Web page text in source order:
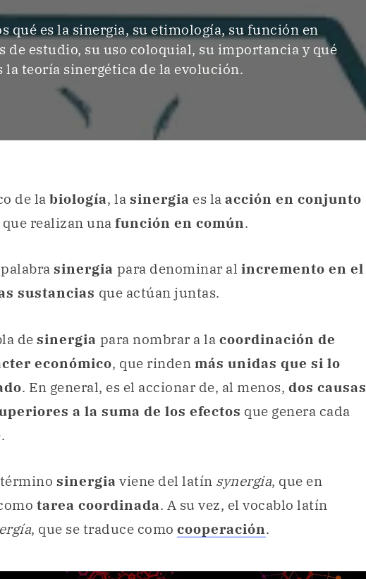
qué es la sinergia, su etimología, su función en
de estudio, su uso coloquial, su importancia y qué
la teoría sinergética de la evolución.
de la biología, la sinergia es la acción en conjunto
que realizan una función en común.
sinergia para denominar al incremento en el
sustancias que actúan juntas.
de sinergia para nombrar a la coordinación de
económico, que rinden más unidas que si lo
. En general, es el accionar de, al menos, dos causas
a la suma de los efectos que genera cada
término sinergia viene del latín synergia, que en
tarea coordinada. A su vez, el vocablo latín
, que se traduce como cooperación.